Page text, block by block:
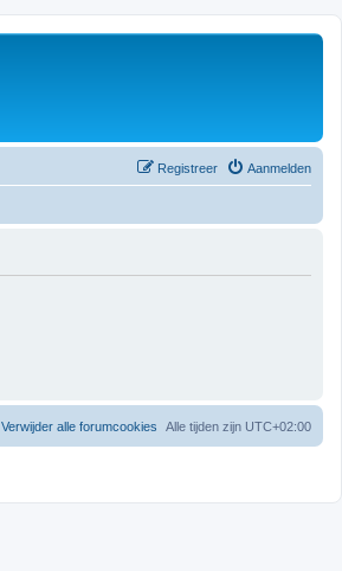
Aanmelden
Registreer
Alle tijden zijn UTC+02:00
Verwijder alle forumcookies